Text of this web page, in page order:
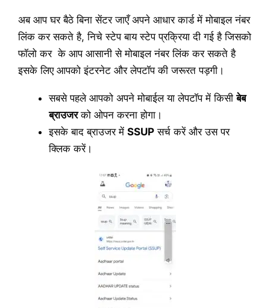
अब आप घर बैठे बिना सेंटर जाएँ अपने आधार कार्ड में मोबाइल नंबर
लिंक कर सकते है, निचे स्टेप बाय स्टेप प्रक्रिया दी गई है जिसको
फॉलो कर के आप आसानी से मोबाइल नंबर लिंक कर सकते है
इसके लिए आपको इंटरनेट और लेपटॉप की जरूरत पड़गी।
सबसे पहले आपको अपने मोबाईल या लेपटॉप में किसीबेब
ब्राउजरको ओपन करना होगा।
इसके बाद ब्राउजर में SSUP सर्च करें और उस पर
क्लिक करें।